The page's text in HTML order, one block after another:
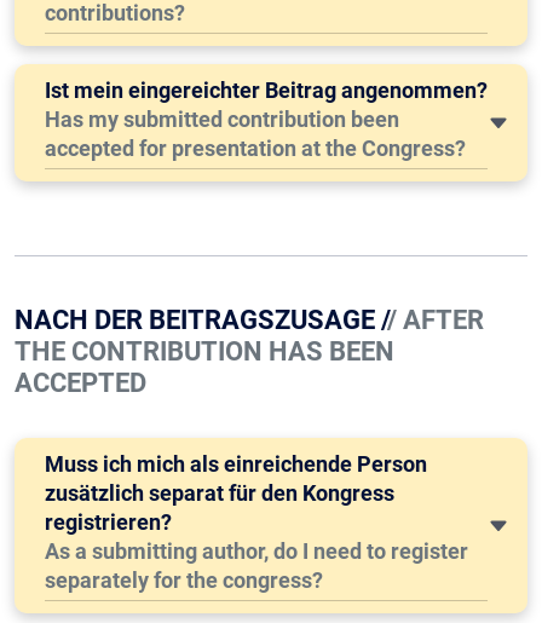
contributions?
Ist mein eingereichter Beitrag angenommen?
Has my submitted contribution been
accepted for presentation at the Congress?
NACH DER BEITRAGSZUSAGE // AFTER
THE CONTRIBUTION HAS BEEN
ACCEPTED
Muss ich mich als einreichende Person
zusätzlich separat für den Kongress
registrieren?
As a submitting author, do I need to register
separately for the congress?